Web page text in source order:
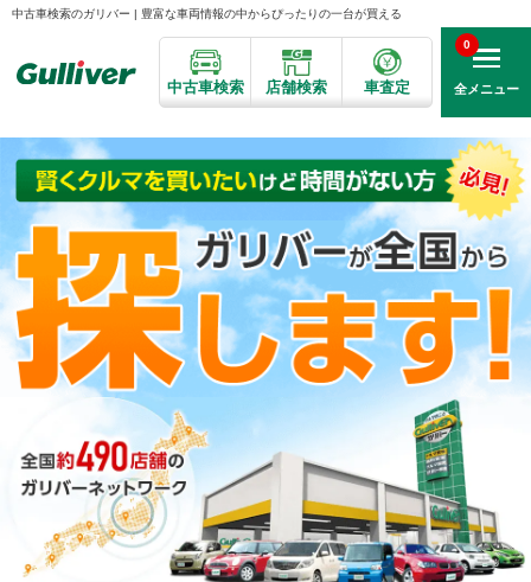
中古車検索のガリバー | 豊富な車両情報の中からぴったりの一台が買える
中古車検索 店舗検索 車査定 全メニュー
0